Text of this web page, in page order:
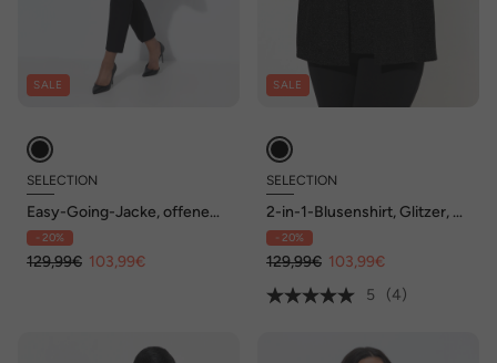
SALE
SELECTION
Easy-Going-Jacke, offene
Form, V-Ausschnitt, 3/4-
Arm
- 20%
129,99€ 103,99€
SALE
SELECTION
2-in-1-Blusenshirt, Glitzer, V-
Ausschnitt, 3/4-Arm
- 20%
129,99€ 103,99€
5
(4)